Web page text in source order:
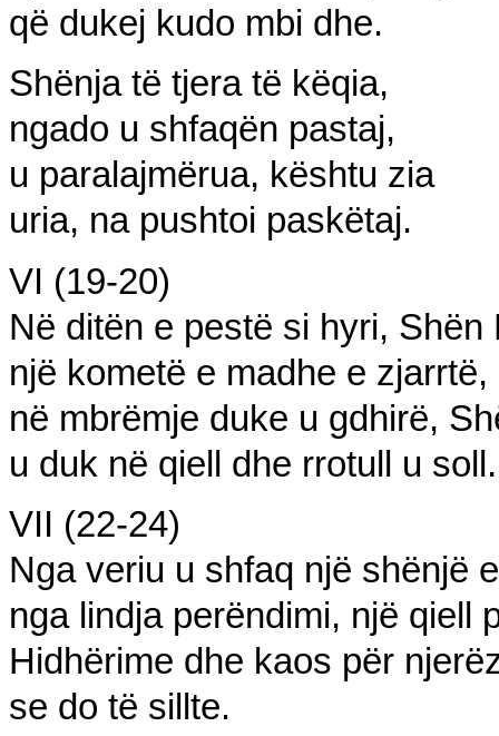
që dukej kudo mbi dhe.
Shënja të tjera të këqia,
ngado u shfaqën pastaj,
u paralajmërua, kështu zia
uria, na pushtoi paskëtaj.
VI (19-20)
Në ditën e pestë si hyri, Shën
një kometë e madhe e zjarrtë,
në mbrëmje duke u gdhirë,
u duk në qiell
dhe rrotull u soll.
VII (22-24)
Nga veriu u shfaq një shënjë
nga lindjaperëndimi, një qiell
Hidhërime dhe kaos për njerë
se do të sillte.